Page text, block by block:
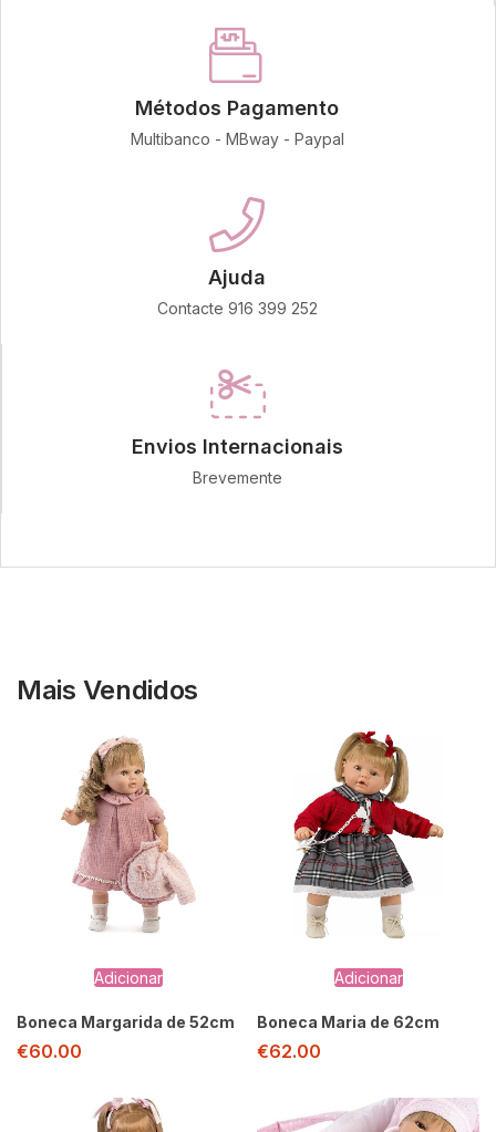
Métodos Pagamento
Multibanco - MBway - Paypal
Ajuda
Contacte 916 399 252
Envios Internacionais
Brevemente
Mais Vendidos
Adicionar
Boneca Margarida de 52cm
€60.00
Adicionar
Boneca Maria de 62cm
€62.00